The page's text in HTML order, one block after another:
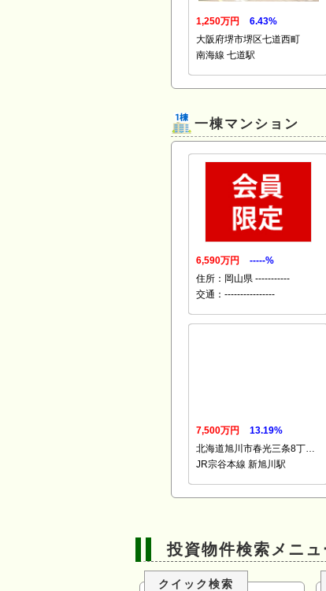
1,250万円
6.43%
大阪府堺市堺区七道西町
南海線 七道駅
一棟マンション
6,590万円
-----%
住所：岡山県 -----------
交通：----------------
7,500万円
13.19%
北海道旭川市春光三条8丁…
JR宗谷本線 新旭川駅
投資物件検索メニュ
クイック検索